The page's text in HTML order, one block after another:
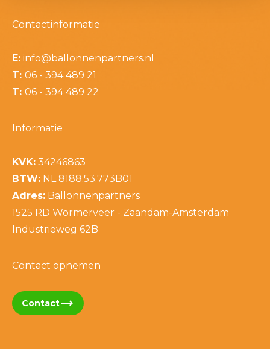
Contactinformatie
E: info@ballonnenpartners.nl
T: 06 - 394 489 21
T: 06 - 394 489 22
Informatie
KVK: 34246863
BTW: NL 8188.53.773B01
Adres: Ballonnenpartners
1525 RD Wormerveer - Zaandam-Amsterdam
Industrieweg 62B
Contact opnemen
Contacttrending_flat